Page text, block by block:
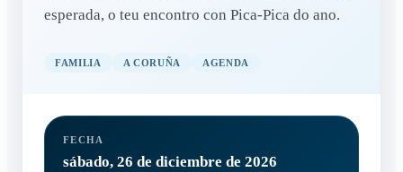
esperada, o teu encontro con Pica-Pica do ano.
FAMILIA A CORUÑA AGENDA
FECHA
sábado, 26 de diciembre de 2026